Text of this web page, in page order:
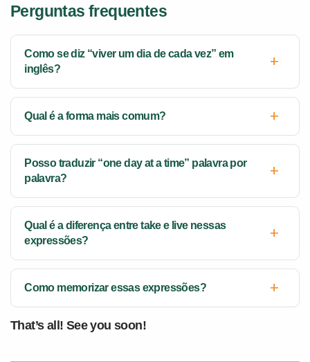
Perguntas frequentes
Como se diz “viver um dia de cada vez” em
inglês?
Qual é a forma mais comum?
Posso traduzir “one day at a time” palavra por
palavra?
Qual é a diferença entre take e live nessas
expressões?
Como memorizar essas expressões?
That’s all! See you soon!